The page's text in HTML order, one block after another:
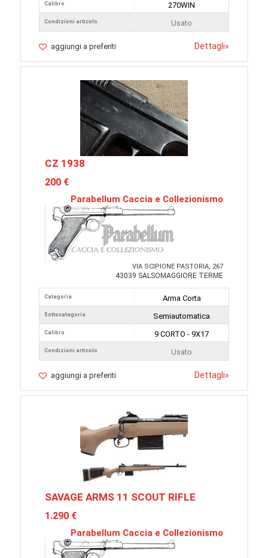
Calibro
Condizioni articolo
270WIN
Usato
aggiungi a preferiti Dettagli»
CZ 1938
200 €
Parabellum Caccia e Collezionismo
VIA SCIPIONE PASTORIA, 267
43039 SALSOMAGGIORE TERME
Categoria
Sottocategoria
Calibro
Condizioni articolo
Arma Corta
Semiautomatica
9 CORTO - 9X17
Usato
aggiungi a preferiti Dettagli»
SAVAGE ARMS 11 SCOUT RIFLE
1.290 €
Parabellum Caccia e Collezionismo